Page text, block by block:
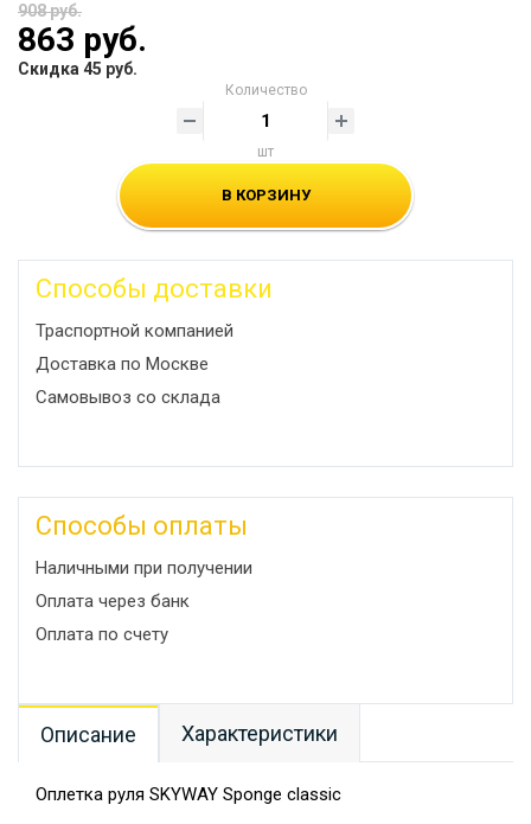
908 руб.
863 руб.
Скидка 45 руб.
Количество
шт
В КОРЗИНУ
Способы доставки
Траспортной компанией
Доставка по Москве
Самовывоз со склада
Способы оплаты
Наличными при получении
Оплата через банк
Оплата по счету
Описание Характеристики
Оплетка руля SKYWAY Sponge classic